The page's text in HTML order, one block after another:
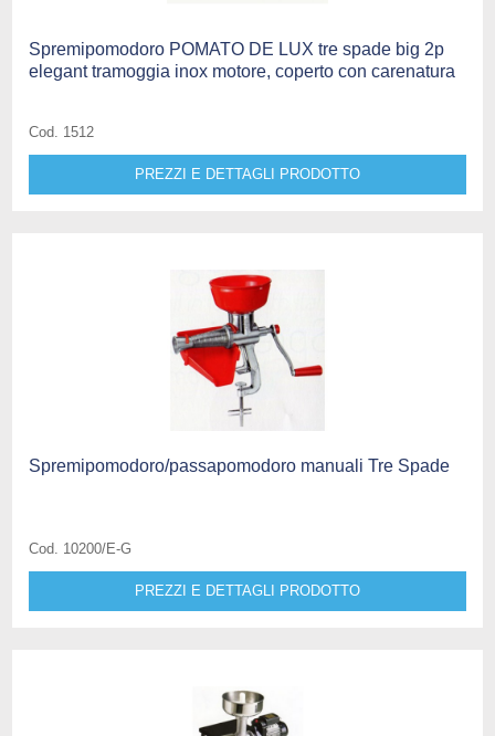
Spremipomodoro POMATO DE LUX tre spade big 2p
elegant tramoggia inox motore, coperto con carenatura
Cod. 1512
PREZZI E DETTAGLI PRODOTTO
Spremipomodoro/passapomodoro manuali Tre Spade
Cod. 10200/E-G
PREZZI E DETTAGLI PRODOTTO